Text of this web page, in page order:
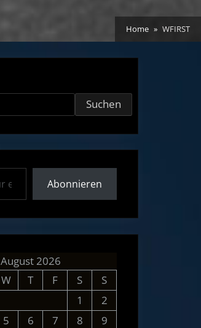
Home WFIRST
Suchen
Abonnieren
August 2026
W T F S
S
1
2
5 6 7 8
9